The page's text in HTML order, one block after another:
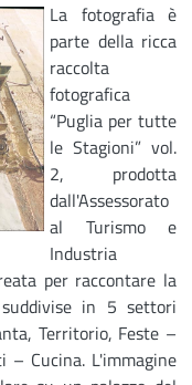
La fotografia è
parte della ricca
raccolta
fotografica
“Puglia per tutte
le Stagioni” vol.
2, prodotta
dall'Assessorato
al Turismo e
Industria
per raccontare la
in 5 settori
Territorio, Feste –
Cucina. L'immagine